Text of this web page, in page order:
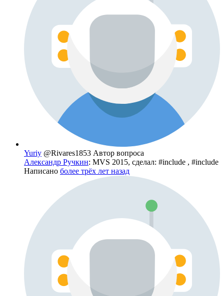
Yuriy @Rivares1853 Автор вопроса
Александр Ручкин: MVS 2015, сделал: #include , #include
Написано более трёх лет назад